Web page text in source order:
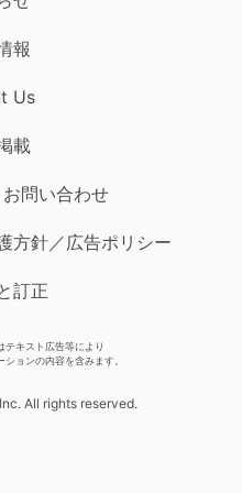
報
Us
載
問い合わせ
方針／広告ポリシー
訂正
テキスト広告等により
ョンの内容を含みます。
All rights reserved.